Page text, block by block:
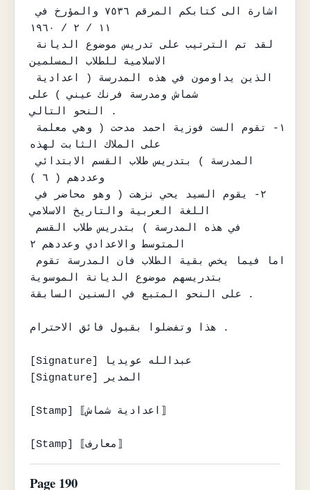
اشارة الى كتابكم المرقم ٧٥٣٦ والمؤرخ في
١١ / ٢ / ١٩٦٠
الاسلامية للطلاب المسلمين
شماش ومدرسة فرنك عيني ) على
النحو التالي .
على الملاك الثابت لهذه
المدرسة ) بتدريس طلاب القسم الابتدائي
وعددهم ( ٦ )
٢- يقوم السيد يحي نزهت ( وهو محاضر في
اللغة العربية والتاريخ الاسلامي
في هذه المدرسة ) بتدريس طلاب القسم
المتوسط والاعدادي وعددهم ٢
بتدريسهم موضوع الديانة الموسوية
على النحو المتبع في السنين السابقة .
هذا وتفضلوا بقبول فائق الاحترام .
[Signature] عبدالله عويديا
[Signature] المدير
[Stamp] ⟦اعدادية شماش⟧
[Stamp] ⟦معارف⟧
Page 190